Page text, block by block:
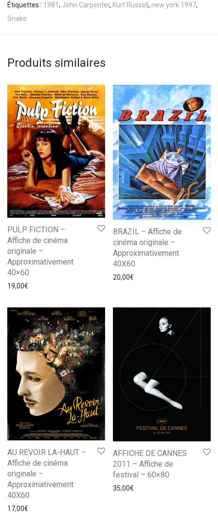
Étiquettes : 1981 , John Carpenter, Kurt Russell , new york 1997,
Snake
Produits similaires
PULP FICTION –
Affiche de cinéma
originale –
Approximativement
40×60
19,00€
BRAZIL – Affiche de
cinéma originale –
Approximativement
40X60
20,00€
AU REVOIR LA-HAUT –
Affiche de cinéma
originale –
Approximativement
40X60
17,00€
AFFICHE DE CANNES
2011 – Affiche de
festival – 60×80
35,00€